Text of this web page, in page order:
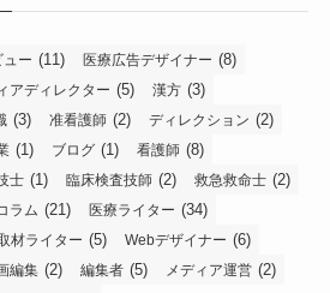
ー (11) 医療広告デザイナー (8)
アディレクター (5) 漢方 (3)
(3) 准看護師 (2) ディレクション (2)
(1) ブログ (1) 看護師 (8)
士 (1) 臨床検査技師 (2) 救急救命士 (2)
ラム (21) 医療ライター (34)
材ライター (5) Webデザイナー (6)
編集 (2) 編集者 (5) メディア運営 (2)